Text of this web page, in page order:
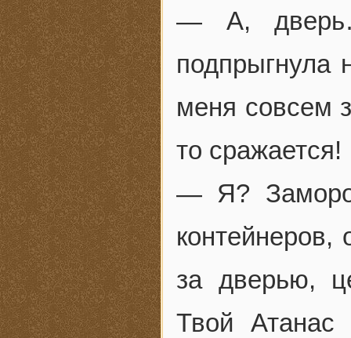
— А,
меня совсем
то сражается!
— Я?
за дверью,
Твой